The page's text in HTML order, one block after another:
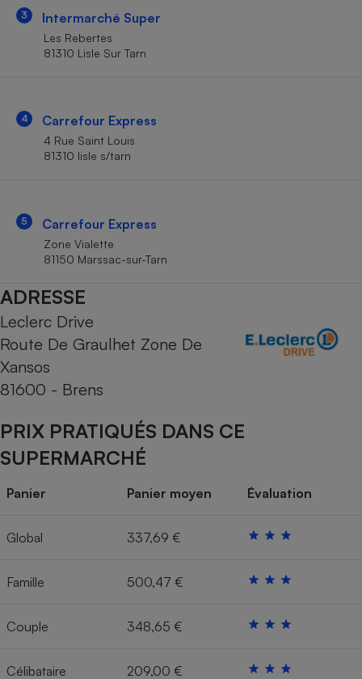
3 Intermarché Super
Les Rebertes
81310 Lisle Sur Tarn
4 Carrefour Express
4 Rue Saint Louis
81310 lisle s/tarn
5 Carrefour Express
Zone Vialette
81150 Marssac-sur-Tarn
ADRESSE
Leclerc Drive
Route De Graulhet Zone De
Xansos
81600 - Brens
PRIX PRATIQUÉS DANS CE
SUPERMARCHÉ
Panier Panier moyen Évaluation
Global 337,69 €
Famille 500,47 €
Couple 348,65 €
Célibataire 209,00 €
Cafetière à expressos